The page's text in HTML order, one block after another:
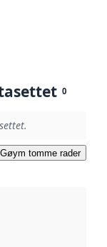
0
Gøym tomme rader